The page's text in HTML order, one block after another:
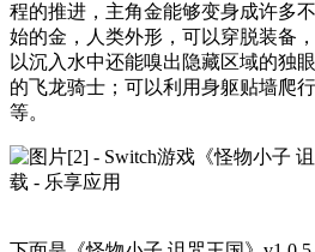
程的推进，主角金能够变身成许多
始的金，人类外形，可以穿脱装备
以沉入水中还能嗅出隐藏区域的独
的飞龙骑士；可以利用身躯贴墙爬
等。